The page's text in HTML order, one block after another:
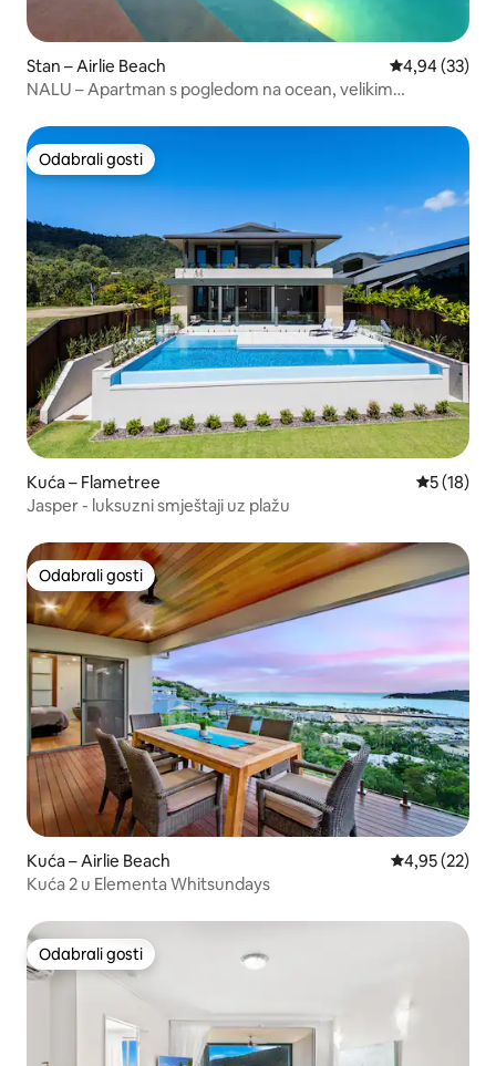
Stan – Airlie Beach Prosječna
4,94 (33)
NALU – Apartman s pogledom na ocean, velikim
Odabrali gosti
Odabrali gosti
Kuća – Flametree Prosječna
5 (18)
Jasper - luksuzni smještaji uz plažu
Odabrali gosti
Odabrali gosti
Kuća – Airlie Beach Prosječna
4,95 (22)
Kuća 2 u Elementa Whitsundays
Odabrali gosti
Odabrali gosti